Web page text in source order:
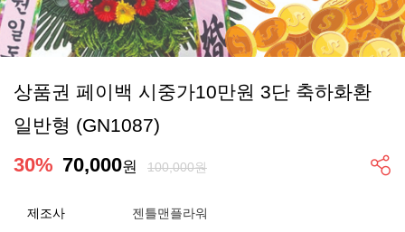
상품권 페이백 시중가10만원 3단 축하화환
일반형 (GN1087)
30% 70,000원 100,000원
제조사
젠틀맨플라워